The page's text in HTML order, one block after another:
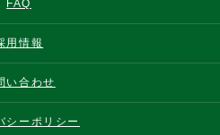
FAQ
用情報
い合わせ
シーポリシー